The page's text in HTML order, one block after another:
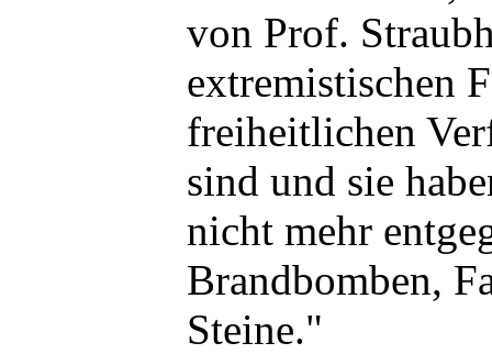
von Prof.
extremistischen
freiheitlichen
sind und sie
nicht mehr
Brandbomben,
Steine."